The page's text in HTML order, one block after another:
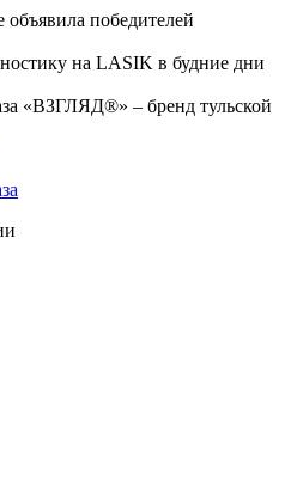
победителей
на LASIK в будние дни
«ВЗГЛЯД®» – бренд тульской